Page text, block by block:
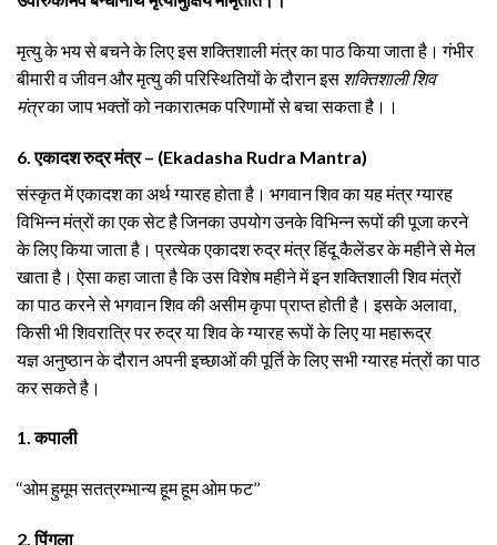
मृत्यु के भय से बचने के लिए इस शक्तिशाली मंत्र का पाठ किया जाता है। गंभीर
बीमारी व जीवन और मृत्यु की परिस्थितियों के दौरान इस शक्तिशाली शिव
मंत्रका जाप भक्तों को नकारात्मक परिणामों से बचा सकता है।।
6. एकादश रुद्र मंत्र – (Ekadasha Rudra Mantra)
संस्कृत में एकादश का अर्थ ग्यारह होता है। भगवान शिव का यह मंत्र ग्यारह
विभिन्न मंत्रों का एक सेट है जिनका उपयोग उनके विभिन्न रूपों की पूजा करने
के लिए किया जाता है। प्रत्येक एकादश रुद्र मंत्र हिंदू कैलेंडर के महीने से मेल
खाता है। ऐसा कहा जाता है कि उस विशेष महीने में इन शक्तिशाली शिव मंत्रों
का पाठ करने से भगवान शिव की असीम कृपा प्राप्त होती है। इसके अलावा,
किसी भी शिवरात्रि पर रुद्र या शिव के ग्यारह रूपों के लिए या महारूद्र
यज्ञ अनुष्ठान के दौरान अपनी इच्छाओं की पूर्ति के लिए सभी ग्यारह मंत्रों का पाठ
कर सकते है।
1. कपाली
‘‘ओम हुमूम सतत्रम्भान्य हूम हूम ओम फट’’
2. पिंगला